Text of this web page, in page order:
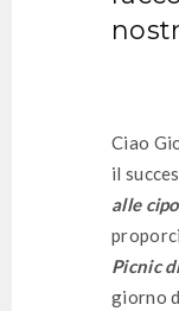
Ciao
il
alle
Picnic
giorno